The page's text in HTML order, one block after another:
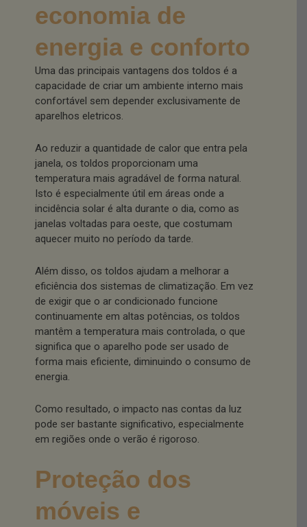
economia de
energia e conforto
Uma das principais vantagens dos toldos é a
capacidade de criar um ambiente interno mais
confortável sem depender exclusivamente de
aparelhos eletricos.
Ao reduzir a quantidade de calor que entra pela
janela, os toldos proporcionam uma
temperatura mais agradável de forma natural.
Isto é especialmente útil em áreas onde a
incidência solar é alta durante o dia, como as
janelas voltadas para oeste, que costumam
aquecer muito no período da tarde.
Além disso, os toldos ajudam a melhorar a
eficiência dos sistemas de climatização. Em vez
de exigir que o ar condicionado funcione
continuamente em altas potências, os toldos
mantêm a temperatura mais controlada, o que
significa que o aparelho pode ser usado de
forma mais eficiente, diminuindo o consumo de
energia.
Como resultado, o impacto nas contas da luz
pode ser bastante significativo, especialmente
em regiões onde o verão é rigoroso.
Proteção dos
móveis e